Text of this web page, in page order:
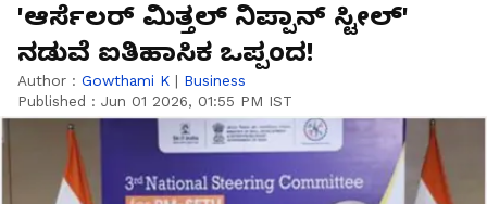
'ಆರ್ಸೆಲರ್ ಮಿತ್ತಲ್ ನಿಪ್ಪಾನ್ ಸ್ಟೀಲ್'
ನಡುವೆ ಐತಿಹಾಸಿಕ ಒಪ್ಪಂದ!
Author : Gowthami K | Business
Published : Jun 01 2026, 01:55 PM IST